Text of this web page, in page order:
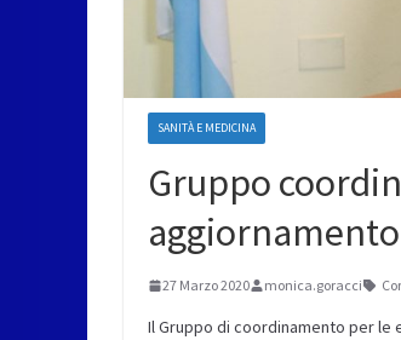
SANITÀ E MEDICINA
Gruppo
27 Marzo 2020 monica.goracci
Il Gruppo di coordinamento per le